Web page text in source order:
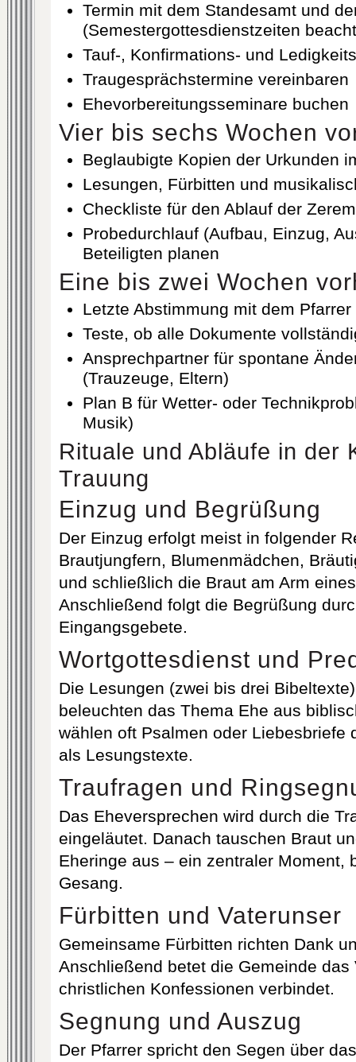
Termin mit dem Standesamt und
(Semestergottesdienstzeiten
Tauf-, Konfirmations- und
Traugesprächstermine vereinbaren
Ehevorbereitungsseminare buchen
Vier bis sechs Wochen
Beglaubigte Kopien der Urkunden
Lesungen, Fürbitten und
Checkliste für den Ablauf der
Probedurchlauf (Aufbau, Einzug,
Beteiligten planen
Eine bis zwei Wochen
Letzte Abstimmung mit dem
Teste, ob alle Dokumente
Ansprechpartner für spontane
(Trauzeuge, Eltern)
Plan B für Wetter- oder
Musik)
Rituale und Abläufe in der
Trauung
Einzug und Begrüßung
Der Einzug erfolgt meist in folgender
Brautjungfern, Blumenmädchen,
und schließlich die Braut am Arm
Anschließend folgt die Begrüßung
Eingangsgebete.
Wortgottesdienst und
Die Lesungen (zwei bis drei
beleuchten das Thema Ehe aus
wählen oft Psalmen oder Liebesbriefe
als Lesungstexte.
Traufragen und
Das Eheversprechen wird durch die
eingeläutet. Danach tauschen Braut
Eheringe aus – ein zentraler Moment,
Gesang.
Fürbitten und Vaterunser
Gemeinsame Fürbitten richten Dank
Anschließend betet die Gemeinde das
christlichen Konfessionen verbindet.
Segnung und Auszug
Der Pfarrer spricht den Segen über